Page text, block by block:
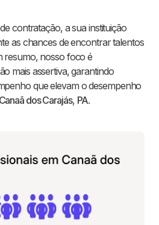
contratação, a sua instituição
as chances de encontrar talentos
resumo, nosso foco é
mais assertiva, garantindo
que elevam o desempenho
Canaã dos Carajás, PA.